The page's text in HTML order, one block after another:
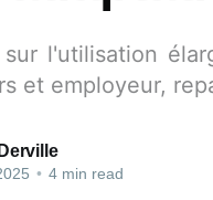
sur l'utilisation
et employeur,
• 4 min read